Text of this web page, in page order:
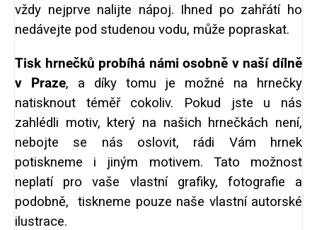
vždy nejprve nalijte nápoj. Ihned po zahřátí ho
nedávejte pod studenou vodu, může popraskat.
Tisk hrnečků probíhá námi osobně v naší dílně
v Praze, a díky tomu je možné na hrnečky
natisknout téměř cokoliv. Pokud jste u nás
zahlédli motiv, který na našich hrnečkách není,
nebojte se nás oslovit, rádi Vám hrnek
potiskneme i jiným motivem. Tato možnost
neplatí pro vaše vlastní grafiky, fotografie a
podobně, tiskneme pouze naše vlastní autorské
ilustrace.